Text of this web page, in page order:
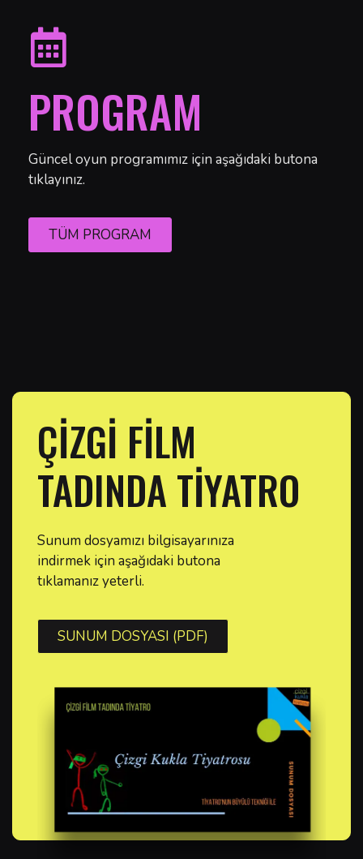
PROGRAM
Güncel oyun programımız için aşağıdaki butona
tıklayınız.
TÜM PROGRAM
ÇİZGİ FİLM
TADINDA TİYATRO
Sunum dosyamızı bilgisayarınıza
indirmek için aşağıdaki butona
tıklamanız yeterli.
SUNUM DOSYASI (PDF)